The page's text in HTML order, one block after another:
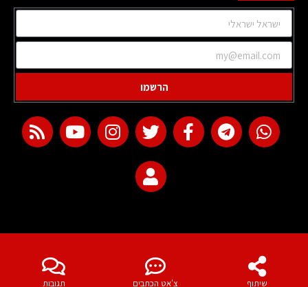
שיתוף צ'אט הכתבים תגובות
הרשמו
web development